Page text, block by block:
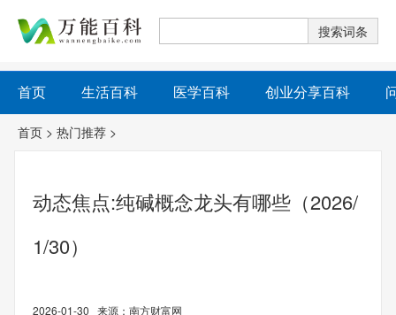
首页 生活百科 医学百科 创业分享百科
首页 > 热门推荐 >
动态焦点:纯碱概念龙头有哪些（2026/
1/30）
2026-01-30 来源：南方财富网